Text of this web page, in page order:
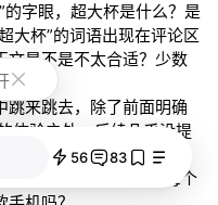
的字眼，超大杯是什么？是
大杯”的词语出现在评论区
文是不是不太合适？少数
跳来跳去，除了前面明确
体验之外，后续几乎没提
云里雾里。
大杯”这些描述，真当每个
56 83